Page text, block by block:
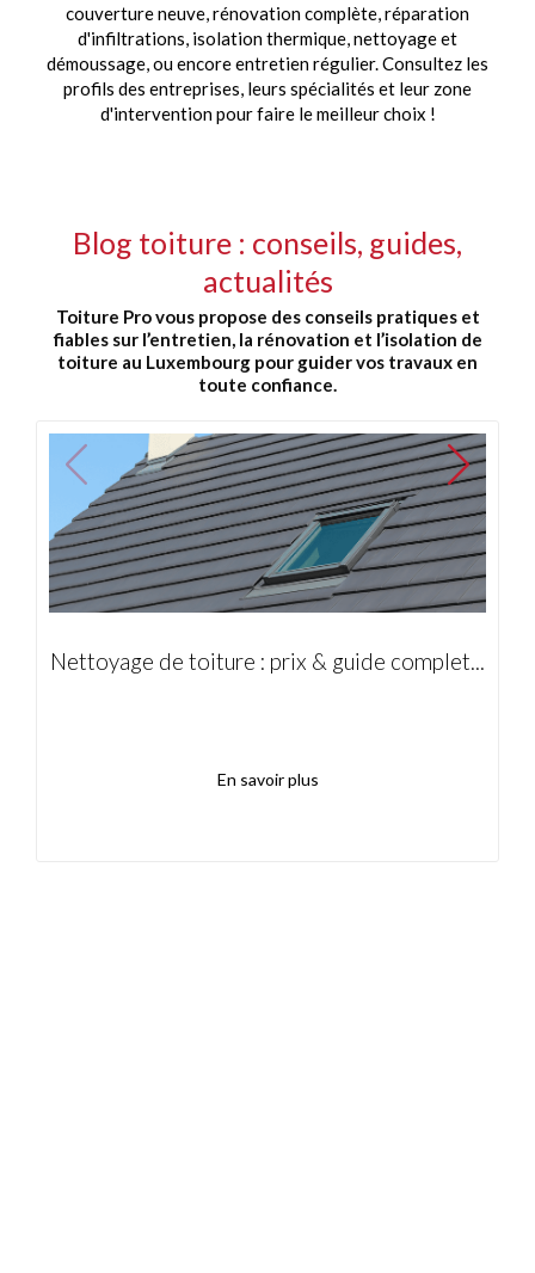
couverture neuve, rénovation complète, réparation
d'infiltrations, isolation thermique, nettoyage et
démoussage, ou encore entretien régulier. Consultez les
profils des entreprises, leurs spécialités et leur zone
d'intervention pour faire le meilleur choix !
Blog toiture : conseils, guides,
actualités
Toiture Pro vous propose des conseils pratiques et
fiables sur l’entretien, la rénovation et l’isolation de
toiture au Luxembourg pour guider vos travaux en
toute confiance.
Nettoyage de toiture : prix & guide complet...
En savoir plus